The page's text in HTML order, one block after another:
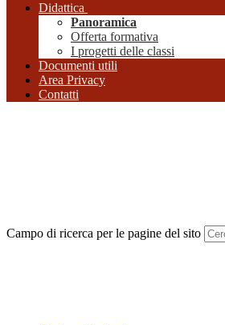
Didattica
Panoramica
Offerta formativa
I progetti delle classi
Documenti utili
Area Privacy
Contatti
Campo di ricerca per le pagine del sito